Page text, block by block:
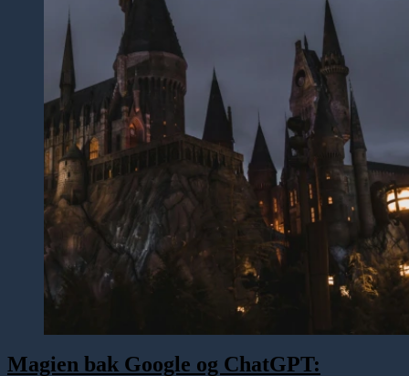
Magien bak Google og ChatGPT: